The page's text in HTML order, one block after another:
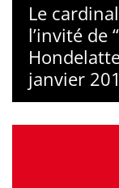
Le
l’invité de
janvier